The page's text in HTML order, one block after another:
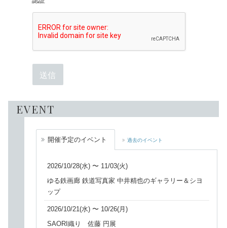
EVENT
開催予定のイベント 過去のイベント
2026/10/28(水) 〜 11/03(火)
ゆる鉄画廊 鉄道写真家 中井精也のギャラリー＆シヨ
ップ
2026/10/21(水) 〜 10/26(月)
SAORI織り 佐藤 円展